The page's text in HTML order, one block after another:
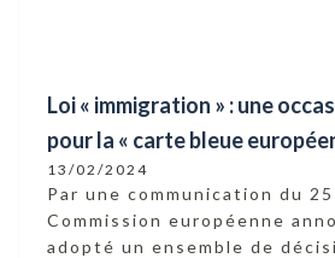
Loi « immigration » : une
pour la « carte bleue
13/02/2024
Par une communication du
Commission européenne
adopté un ensemble de